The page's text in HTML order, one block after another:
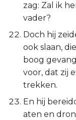
zag: Zal ik
vader?
Doch hij
ook slaan,
boog
voor, dat zij
trekken.
En hij
aten en